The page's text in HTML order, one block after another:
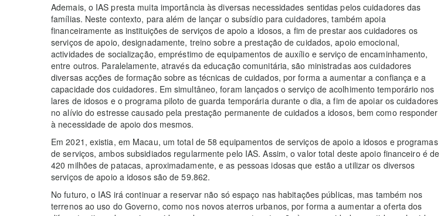
Ademais, o IAS presta muita importância às diversas necessidades sentidas pelos cuidadores das
famílias. Neste contexto, para além de lançar o subsídio para cuidadores, também apoia
financeiramente as instituições de serviços de apoio a idosos, a fim de prestar aos cuidadores os
serviços de apoio, designadamente, treino sobre a prestação de cuidados, apoio emocional,
actividades de socialização, empréstimo de equipamentos de auxílio e serviço de encaminhamento,
entre outros. Paralelamente, através da educação comunitária, são ministradas aos cuidadores
diversas acções de formação sobre as técnicas de cuidados, por forma a aumentar a confiança e a
capacidade dos cuidadores. Em simultâneo, foram lançados o serviço de acolhimento temporário nos
lares de idosos e o programa piloto de guarda temporária durante o dia, a fim de apoiar os cuidadores
no alívio do estresse causado pela prestação permanente de cuidados a idosos, bem como responder
à necessidade de apoio dos mesmos.
Em 2021, existia, em Macau, um total de 58 equipamentos de serviços de apoio a idosos e programas
de serviços, ambos subsidiados regularmente pelo IAS. Assim, o valor total deste apoio financeiro é de
420 milhões de patacas, aproximadamente, e as pessoas idosas que estão a utilizar os diversos
serviços de apoio a idosos são de 59.862.
No futuro, o IAS irá continuar a reservar não só espaço nas habitações públicas, mas também nos
terrenos ao uso do Governo, como nos novos aterros urbanos, por forma a aumentar a oferta dos